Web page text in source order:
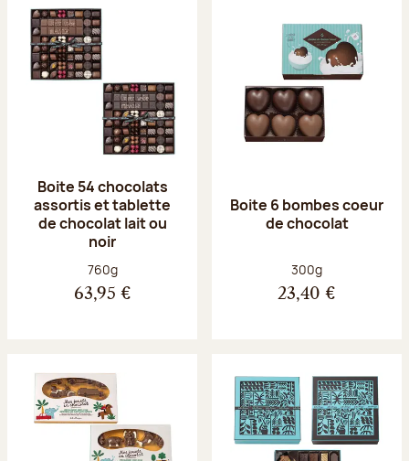
Boite 54 chocolats
assortis et tablette
de chocolat lait ou
noir
Poids net :
760g
63,95 €
Boite 6 bombes coeur
de chocolat
Poids net :
300g
23,40 €